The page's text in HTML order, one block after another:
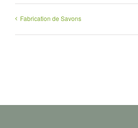
Fabrication de Savons